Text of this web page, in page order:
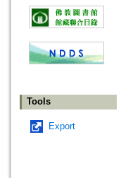
Tools
Export